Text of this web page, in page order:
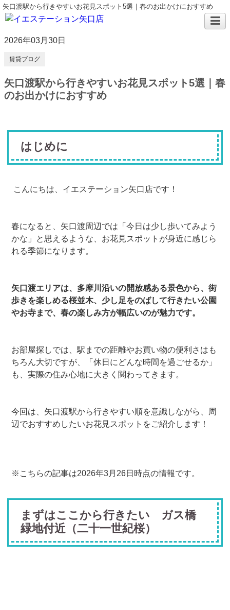
矢口渡駅から行きやすいお花見スポット5選｜春のお出かけにおすすめ
2026年03月30日
賃貸ブログ
矢口渡駅から行きやすいお花見スポット5選｜春
のお出かけにおすすめ
はじめに
こんにちは、イエステーション矢口店です！
春になると、矢口渡周辺では「今日は少し歩いてみよう
かな」と思えるような、お花見スポットが身近に感じら
れる季節になります。
矢口渡エリアは、多摩川沿いの開放感ある景色から、街
歩きを楽しめる桜並木、少し足をのばして行きたい公園
やお寺まで、春の楽しみ方が幅広いのが魅力です。
お部屋探しでは、駅までの距離やお買い物の便利さはも
ちろん大切ですが、「休日にどんな時間を過ごせるか」
も、実際の住み心地に大きく関わってきます。
今回は、矢口渡駅から行きやすい順を意識しながら、周
辺でおすすめしたいお花見スポットをご紹介します！
※こちらの記事は2026年3月26日時点の情報です。
まずはここから行きたい ガス橋
緑地付近（二十一世紀桜）